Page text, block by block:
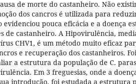
de morte do castanheiro. Não
dos cancros é utilizada para
evidenciou pouca eficácia e a doença
de castanheiro. A Hipovirulência,
CHV1, é um método muito eficaz
e recuperação dos castanheiros.
a estrutura da população de C.
Em 3 freguesias, onde a
introdução, foi estudada a estrutura